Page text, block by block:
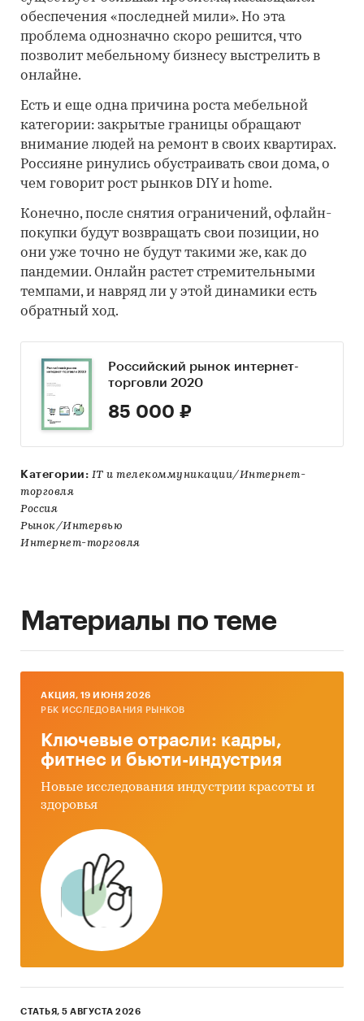
обеспечения «последней мили». Но эта
проблема однозначно скоро решится, что
позволит мебельному бизнесу выстрелить в
онлайне.
Есть и еще одна причина роста мебельной
категории: закрытые границы обращают
внимание людей на ремонт в своих квартирах.
Россияне ринулись обустраивать свои дома, о
чем говорит рост рынков DIY и home.
Конечно, после снятия ограничений, офлайн-
покупки будут возвращать свои позиции, но
они уже точно не будут такими же, как до
пандемии. Онлайн растет стремительными
темпами, и навряд ли у этой динамики есть
обратный ход.
Российский рынок интернет-
торговли 2020
85 000 ₽
Категории: IT и телекоммуникации/Интернет-
торговля
Россия
Рынок/Интервью
Интернет-торговля
Материалы по теме
AКЦИЯ, 19 ИЮНЯ 2026
РБК ИССЛЕДОВАНИЯ РЫНКОВ
Ключевые отрасли: кадры,
фитнес и бьюти-индустрия
Новые исследования индустрии красоты и
здоровья
СТАТЬЯ, 5 АВГУСТА 2026